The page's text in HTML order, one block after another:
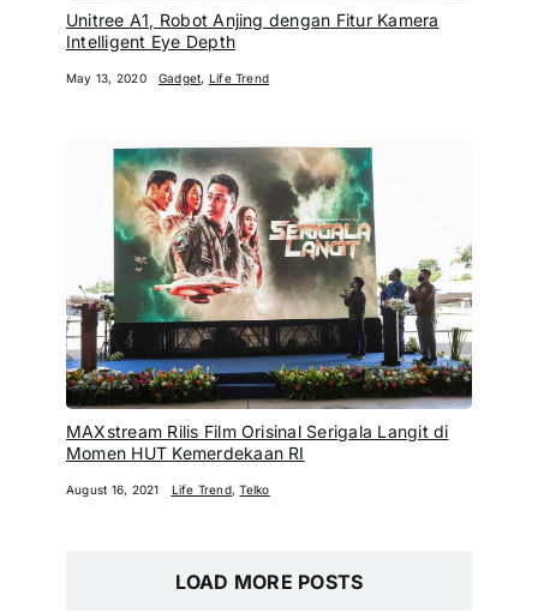
Unitree A1, Robot Anjing dengan Fitur Kamera
Intelligent Eye Depth
May 13, 2020 Gadget, Life Trend
MAXstream Rilis Film Orisinal Serigala Langit di
Momen HUT Kemerdekaan RI
August 16, 2021 Life Trend,Telko
LOAD MORE POSTS